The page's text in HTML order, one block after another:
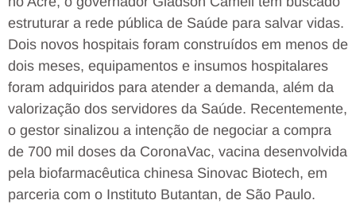
estruturar a rede pública de Saúde para salvar vidas.
Dois novos hospitais foram construídos em menos de
dois meses, equipamentos e insumos hospitalares
foram adquiridos para atender a demanda, além da
valorização dos servidores da Saúde. Recentemente,
o gestor sinalizou a intenção de negociar a compra
de 700 mil doses da CoronaVac, vacina desenvolvida
pela biofarmacêutica chinesa Sinovac Biotech, em
parceria com o Instituto Butantan, de São Paulo.